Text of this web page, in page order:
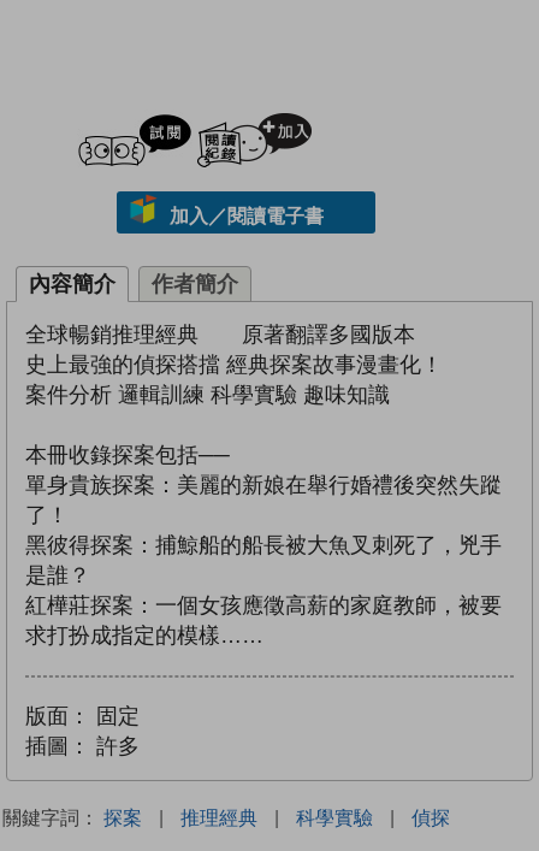
試閲
加入／閱讀電子書
內容簡介 作者簡介
全球暢銷推理經典 原著翻譯多國版本
史上最強的偵探搭擋 經典探案故事漫畫化！
案件分析 邏輯訓練 科學實驗 趣味知識
本冊收錄探案包括──
單身貴族探案：美麗的新娘在舉行婚禮後突然失蹤
了！
黑彼得探案：捕鯨船的船長被大魚叉刺死了，兇手
是誰？
紅樺莊探案：一個女孩應徵高薪的家庭教師，被要
求打扮成指定的模樣……
版面：
固定
插圖：
許多
關鍵字詞： 探案 | 推理經典 | 科學實驗 | 偵探